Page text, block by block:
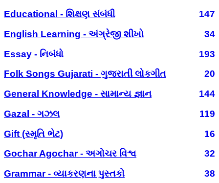
Educational - શિક્ષણ સંબંધી
147
English Learning - અંગ્રેજી શીખો
34
Essay - નિબંધો
193
Folk Songs Gujarati - ગુજરાતી લોકગીત
20
General Knowledge - સામાન્ય જ્ઞાન
144
Gazal - ગઝલ
119
Gift (સ્મૃતિ ભેટ)
16
Gochar Agochar - અગોચર વિશ્વ
32
Grammar - વ્યાકરણના પુસ્તકો
38